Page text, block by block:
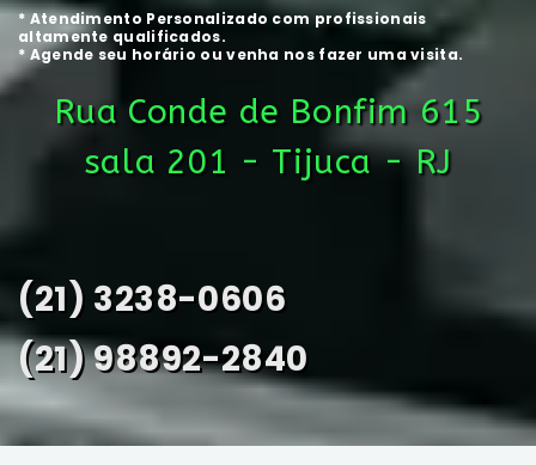
* Atendimento Personalizado com profissionais
altamente qualificados.
* Agende seu horário ou venha nos fazer uma visita.
Rua Conde de Bonfim 615
sala 201 - Tijuca - RJ
(21) 3238-0606
(21) 98892-2840